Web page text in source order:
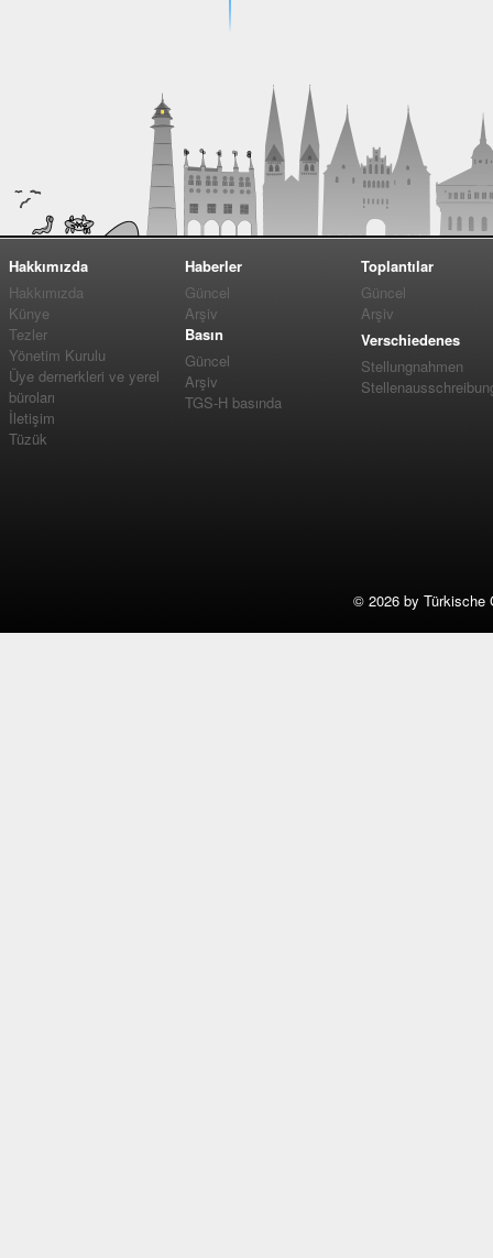
Hakkımızda
Hakkımızda
Künye
Tezler
Yönetim Kurulu
Üye dernerkleri ve yerel
büroları
İletişim
Tüzük
Haberler
Güncel
Arşiv
Basın
Güncel
Arşiv
TGS-H basında
Toplantılar
Güncel
Arşiv
Verschiedenes
Stellungnahmen
© 2026 by Türkische